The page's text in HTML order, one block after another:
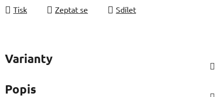
Tisk
Zeptat se Sdílet
Varianty
Popis